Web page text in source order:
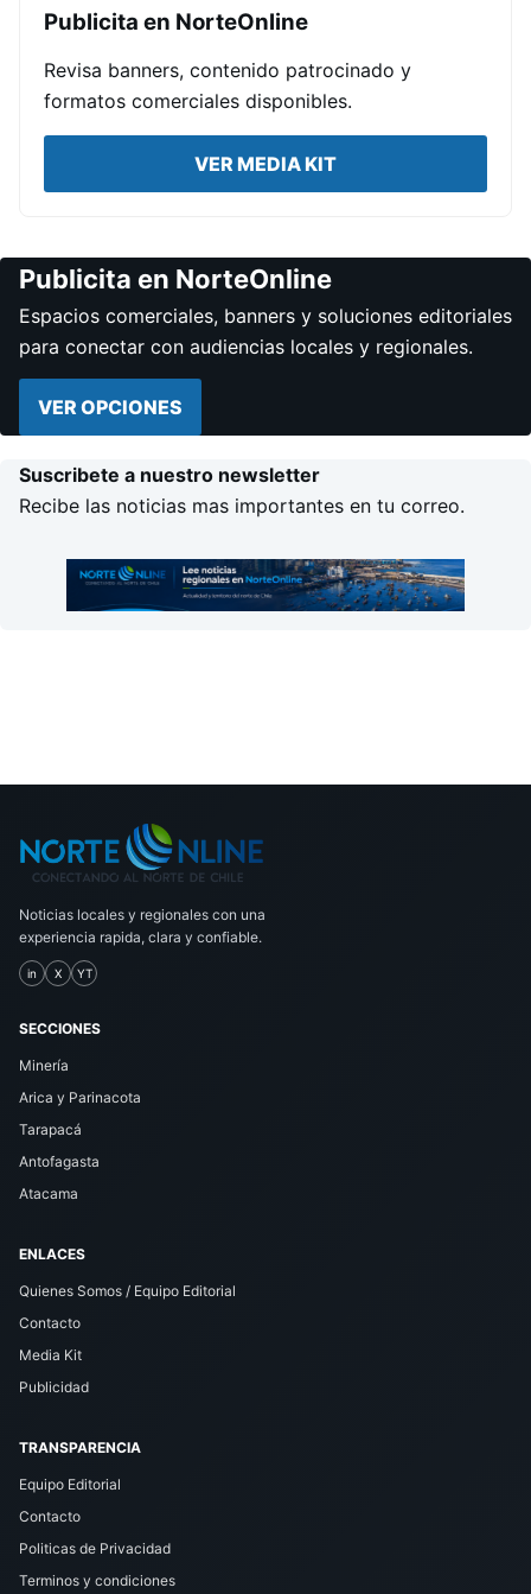
Publicita en NorteOnline
Revisa banners, contenido patrocinado y
formatos comerciales disponibles.
VER MEDIA KIT
Publicita en NorteOnline
Espacios comerciales, banners y soluciones editoriales
para conectar con audiencias locales y regionales.
VER OPCIONES
Suscribete a nuestro newsletter
Recibe las noticias mas importantes en tu correo.
Noticias locales y regionales con una
experiencia rapida, clara y confiable.
in X YT
SECCIONES
Minería
Arica y Parinacota
Tarapacá
Antofagasta
Atacama
ENLACES
Quienes Somos / Equipo Editorial
Contacto
Media Kit
Publicidad
TRANSPARENCIA
Equipo Editorial
Contacto
Politicas de Privacidad
Terminos y condiciones